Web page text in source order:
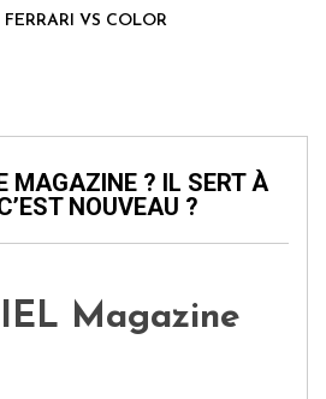
FERRARI VS COLOR
MAGAZINE ? IL SERT À
NOUVEAU ?
Magazine